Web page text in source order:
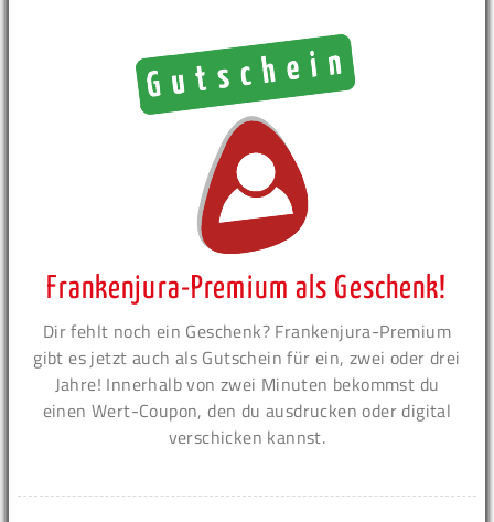
Frankenjura-Premium als Geschenk!
Dir fehlt noch ein Geschenk? Frankenjura-Premium
gibt es jetzt auch als Gutschein für ein, zwei oder drei
Jahre! Innerhalb von zwei Minuten bekommst du
einen Wert-Coupon, den du ausdrucken oder digital
verschicken kannst.